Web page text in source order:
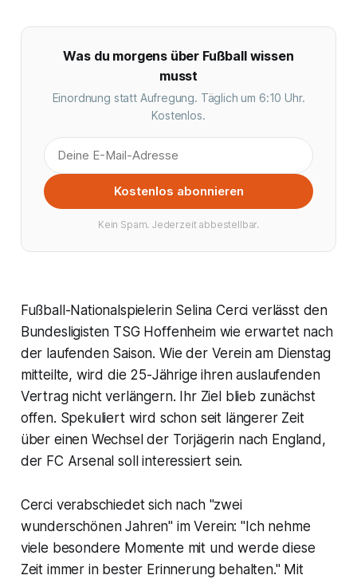
Was du morgens über Fußball wissen
musst
Einordnung statt Aufregung. Täglich um 6:10 Uhr.
Kostenlos.
Kostenlos abonnieren
Kein Spam. Jederzeit abbestellbar.
Fußball-Nationalspielerin Selina Cerci verlässt den
Bundesligisten TSG Hoffenheim wie erwartet nach
der laufenden Saison. Wie der Verein am Dienstag
mitteilte, wird die 25-Jährige ihren auslaufenden
Vertrag nicht verlängern. Ihr Ziel blieb zunächst
offen. Spekuliert wird schon seit längerer Zeit
über einen Wechsel der Torjägerin nach England,
der FC Arsenal soll interessiert sein.
Cerci verabschiedet sich nach "zwei
wunderschönen Jahren" im Verein: "Ich nehme
viele besondere Momente mit und werde diese
Zeit immer in bester Erinnerung behalten." Mit